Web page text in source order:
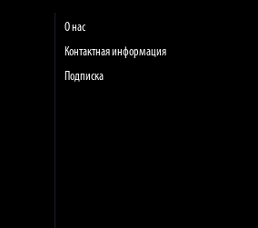
О нас
Контактная информация
Подписка